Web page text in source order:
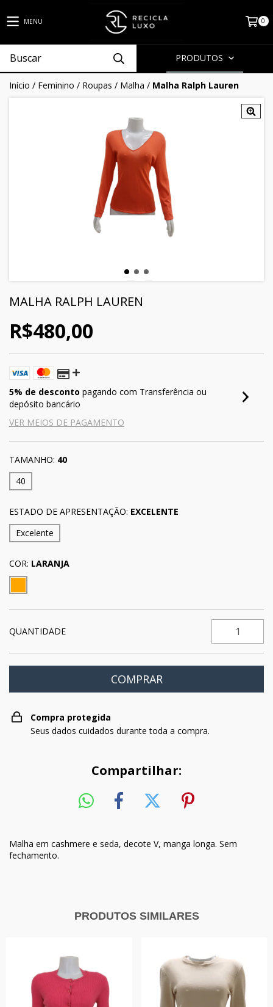
MENU 0
PRODUTOS
Início / Feminino / Roupas / Malha / Malha Ralph Lauren
MALHA RALPH LAUREN
R$480,00
5% de desconto pagando com Transferência ou
depósito bancário
VER MEIOS DE PAGAMENTO
TAMANHO: 40
40
ESTADO DE APRESENTAÇÃO: EXCELENTE
Excelente
COR: LARANJA
QUANTIDADE
Compra protegida
Seus dados cuidados durante toda a compra.
Compartilhar:
Malha em cashmere e seda, decote V, manga longa. Sem
fechamento.
PRODUTOS SIMILARES